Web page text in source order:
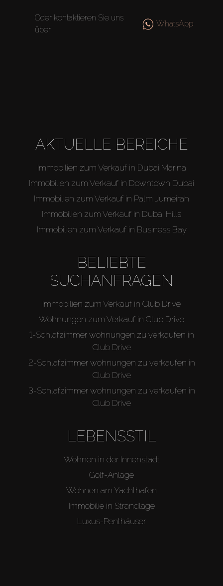
Off-PlanOder kontaktieren Sie uns
über
WhatsApp
AKTUELLE BEREICHE
Immobilien zum Verkauf in Dubai Marina
Immobilien zum Verkauf in Downtown Dubai
Immobilien zum Verkauf in Palm Jumeirah
Immobilien zum Verkauf in Dubai Hills
Immobilien zum Verkauf in Business Bay
BELIEBTE
SUCHANFRAGEN
Immobilien zum Verkauf in Club Drive
Wohnungen zum Verkauf in Club Drive
1-Schlafzimmer wohnungen zu verkaufen in
Club Drive
2-Schlafzimmer wohnungen zu verkaufen in
Club Drive
3-Schlafzimmer wohnungen zu verkaufen in
Club Drive
LEBENSSTIL
Wohnen in der Innenstadt
Golf-Anlage
Wohnen am Yachthafen
Immobilie in Strandlage
Luxus-Penthäuser